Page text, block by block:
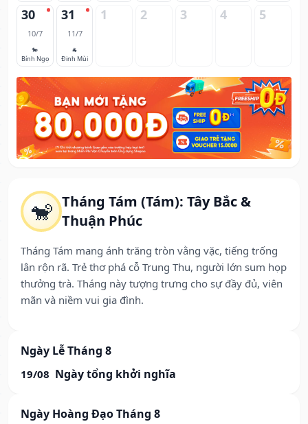
🐒 Tháng Tám (Tám): Tây Bắc &
Thuận Phúc
Tháng Tám mang ánh trăng tròn vằng vặc, tiếng trống
lân rộn rã. Trẻ thơ phá cỗ Trung Thu, người lớn sum họp
thưởng trà. Tháng này tượng trưng cho sự đầy đủ, viên
mãn và niềm vui gia đình.
Ngày Lễ Tháng 8
19/08 Ngày tổng khởi nghĩa
Ngày Hoàng Đạo Tháng 8
30
10/7
🐎
Bính Ngọ
31
11/7
🐐
Đinh Mùi
1 2 3 4 5